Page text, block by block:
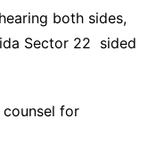
both sides,
Sector 22 sided
for